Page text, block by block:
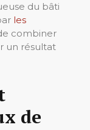
du bâti
les
combiner
un résultat
de